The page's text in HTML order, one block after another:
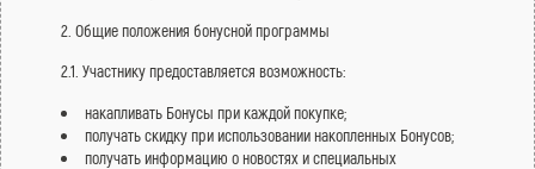
2. Общие положения бонусной программы
2.1. Участнику предоставляется возможность:
накапливать Бонусы при каждой покупке;
получать скидку при использовании накопленных Бонусов;
получать информацию о новостях и специальных